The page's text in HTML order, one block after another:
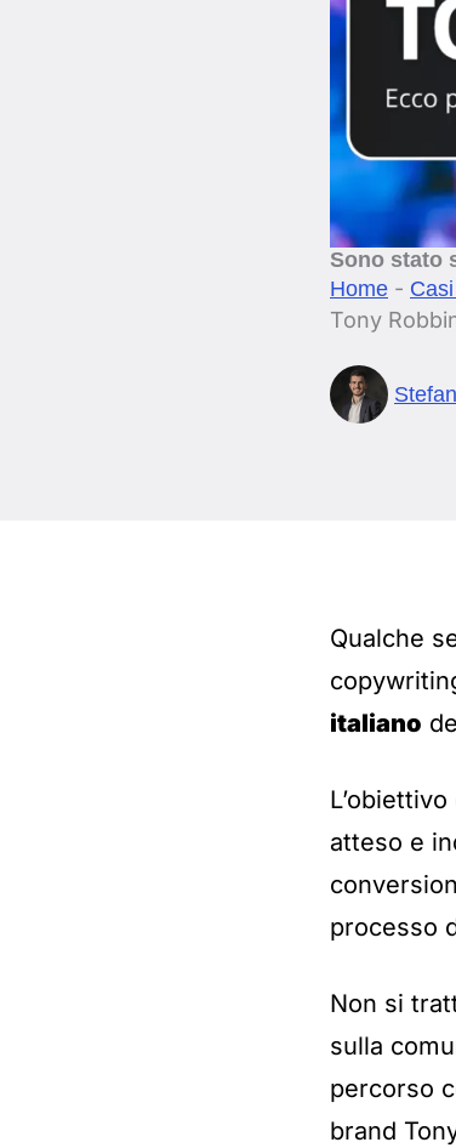
Sono stato
Home -
Tony
Qualche
italiano
atteso e
processo
Non si
sulla
percorso
brand